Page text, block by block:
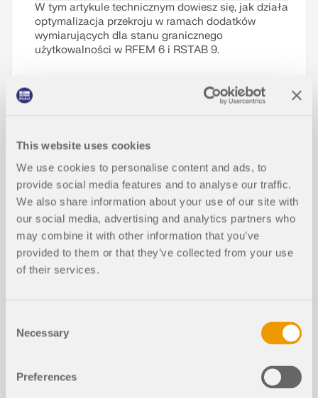
This website uses cookies
We use cookies to personalise content and ads, to
provide social media features and to analyse our traffic.
We also share information about your use of our site with
our social media, advertising and analytics partners who
may combine it with other information that you’ve
provided to them or that they’ve collected from your use
of their services.
Selection
Necessary
Preferences
W tym artykule technicznym dowiesz się, jak działa
optymalizacja przekroju w ramach dodatków
wymiarujących dla stanu granicznego
użytkowalności w RFEM 6 i RSTAB 9.
Podpora obliczeniowa dla projektow
ania konstrukcji drewnianych - Użyt
kowalność, docisk prostopadły do w
łókien i redukcja siły tnącej
NOWY
Zwichrzenie w konstrukcjach drewni
anych | Teoria
NOWY